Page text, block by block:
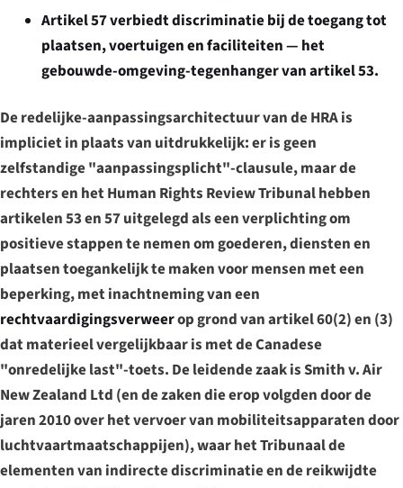
Artikel 57verbiedt discriminatie bij detoegang tot
plaatsen, voertuigen en faciliteiten— het
gebouwde-omgeving-tegenhanger van artikel 53.
De redelijke-aanpassingsarchitectuur van de HRA is
impliciet in plaats van uitdrukkelijk: er is geen
zelfstandige "aanpassingsplicht"-clausule, maar de
rechters en het Human Rights Review Tribunal hebben
artikelen 53 en 57 uitgelegd als een verplichting om
positieve stappen te nemen om goederen, diensten en
plaatsen toegankelijk te maken voor mensen met een
beperking, met inachtneming van een
rechtvaardigingsverweerop grond van artikel 60(2) en (3)
dat materieel vergelijkbaar is met de Canadese
"onredelijke last"-toets. De leidende zaak isSmith v. Air
New Zealand Ltd (en de zaken die erop volgden door de
jaren 2010 over het vervoer van mobiliteitsapparaten door
luchtvaartmaatschappijen), waar het Tribunaal de
elementen van indirecte discriminatie en de reikwijdte